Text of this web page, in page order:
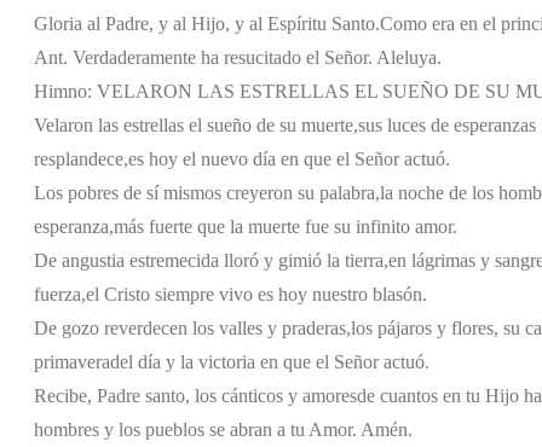
Gloria al Padre, y al Hijo, y al Espíritu Santo.Como era en el
Ant. Verdaderamente ha resucitado el Señor. Aleluya.
Himno: VELARON LAS ESTRELLAS EL SUEÑO DE SU
Velaron las estrellas el sueño de su muerte,sus luces de
resplandece,es hoy el nuevo día en que el Señor actuó.
Los pobres de sí mismos creyeron su palabra,la noche de los
esperanza,más fuerte que la muerte fue su infinito amor.
De angustia estremecida lloró y gimió la tierra,en lágrimas y
fuerza,el Cristo siempre vivo es hoy nuestro blasón.
De gozo reverdecen los valles y praderas,los pájaros y flores, su
primaveradel día y la victoria en que el Señor actuó.
Recibe, Padre santo, los cánticos y amoresde cuantos en tu Hijo
hombres y los pueblos se abran a tu Amor. Amén.